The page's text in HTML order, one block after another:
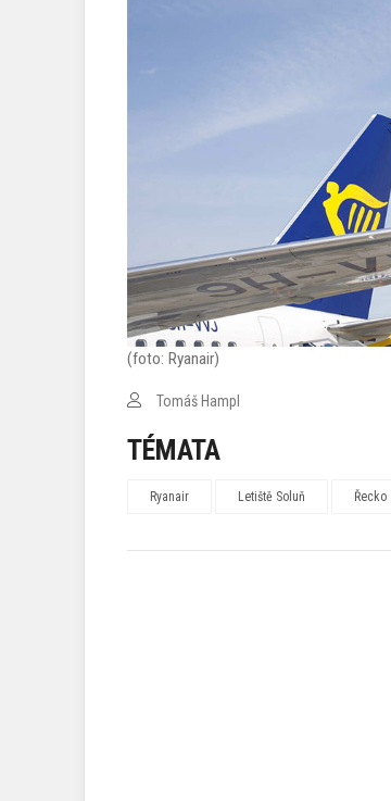
(foto: Ryanair)
Tomáš Hampl
TÉMATA
Ryanair Letiště Soluň Řecko